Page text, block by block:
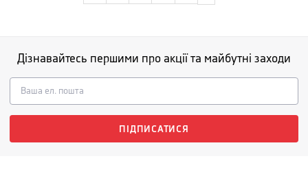
Дізнавайтесь першими про акції та майбутні заходи
ПІДПИСАТИСЯ